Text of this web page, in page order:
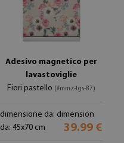
Adesivo magnetico per
lavastoviglie
Fiori pastello (#mmz-tgs-87)
dimensione da: dimension
da: 45x70 cm
39.99 €